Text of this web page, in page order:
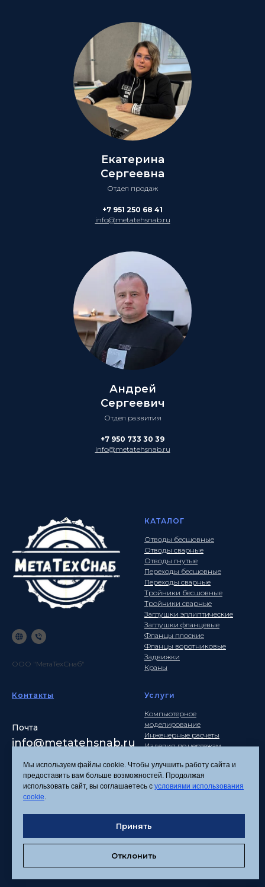
Екатерина
Сергеевна
Отдел продаж
+7 951 250 68 41
info@metatehsnab.ru
Андрей
Сергеевич
Отдел развития
+7 950 733 30 39
info@metatehsnab.ru
ООО "МетаТехСнаб"
КАТАЛОГ
Отводы бесшовные
Отводы сварные
Отводы гнутые
Переходы бесшовные
Переходы сварные
Тройники бесшовные
Тройники сварные
Заглушки эллиптические
Заглушки фланцевые
Фланцы плоские
Фланцы воротниковые
Задвижки
Краны
Контакты
Почта
info@metatehsnab.ru
Услуги
Компьютерное
моделирование
Инженерные расчеты
Изделия по чертежам
Политика
Согласие на обработку
персональных данных
Соглашение об
Мы используем файлы cookie. Чтобы улучшить работу сайта и
предоставить вам больше возможностей. Продолжая
использовать сайт, вы соглашаетесь с условиями использования
cookie.
Принять
Отклонить